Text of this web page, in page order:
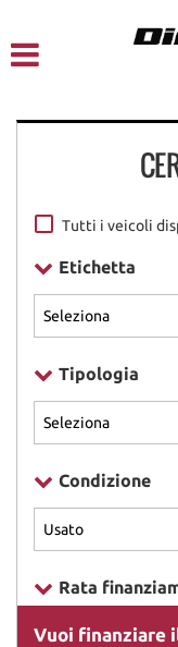
NOLEGGIO A BREVE
ACQUISTIAMO USATO
ASSISTENZA
CONTATTI
Tutti i veicoli
Etichetta
Tipologia
Condizione
Rata
Vuoi finanziare